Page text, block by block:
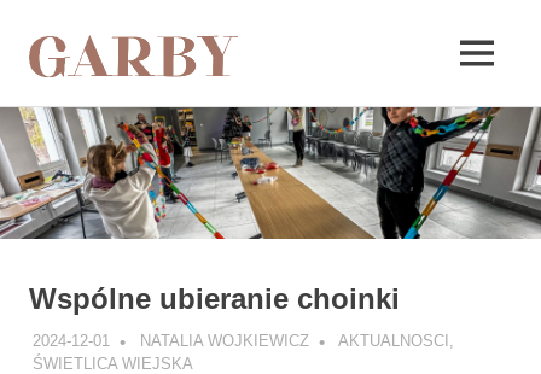
Skip
to
content
MENU
Wspólne ubieranie choinki
2024-12-01 NATALIA WOJKIEWICZ AKTUALNOSCI
ŚWIETLICA WIEJSKA